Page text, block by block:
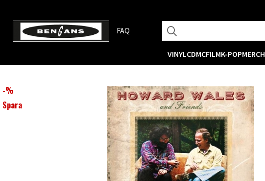
FAQ
VINYLCDMCFILMK-POPMERCH
-%
Spara